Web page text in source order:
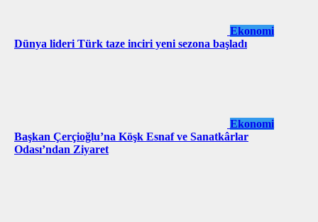
Ekonomi
Dünya lideri Türk taze inciri yeni sezona başladı
Ekonomi
Başkan Çerçioğlu’na Köşk Esnaf ve Sanatkârlar
Odası’ndan Ziyaret